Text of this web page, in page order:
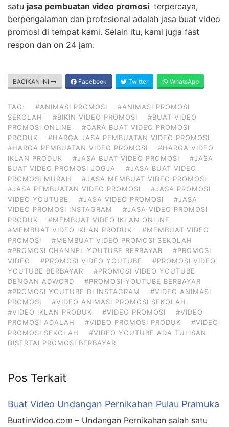
satu jasa pembuatan video promosi terpercaya,
berpengalaman dan profesional adalah jasa buat video
promosi di tempat kami. Selain itu, kami juga fast
respon dan on 24 jam.
BAGIKAN INI Facebook Twitter WhatsApp
TAG: #ANIMASI PROMOSI
#ANIMASI PROMOSI
SEKOLAH
#BIKIN VIDEO PROMOSI
#BUAT VIDEO
PROMOSI ONLINE
#CARA BUAT VIDEO PROMOSI
PRODUK
#HARGA JASA PEMBUATAN VIDEO PROMOSI
#HARGA PEMBUATAN VIDEO PROMOSI
#HARGA VIDEO
IKLAN PRODUK
#JASA BUAT VIDEO PROMOSI
#JASA
BUAT VIDEO PROMOSI JOGJA
#JASA BUAT VIDEO
PROMOSI MURAH
#JASA MEMBUAT VIDEO PROMOSI
#JASA PEMBUATAN VIDEO PROMOSI
#JASA PROMOSI
VIDEO YOUTUBE
#JASA VIDEO PROMOSI
#JASA
VIDEO PROMOSI INSTAGRAM
#JASA VIDEO PROMOSI
PRODUK
#MEMBUAT VIDEO IKLAN ONLINE
#MEMBUAT VIDEO IKLAN PRODUK
#MEMBUAT VIDEO
PROMOSI
#MEMBUAT VIDEO PROMOSI SEKOLAH
#PROMOSI CHANNEL YOUTUBE BERBAYAR
#PROMOSI
VIDEO
#PROMOSI VIDEO YOUTUBE
#PROMOSI VIDEO
YOUTUBE BERBAYAR
#PROMOSI VIDEO YOUTUBE
DENGAN ADWORD
#PROMOSI YOUTUBE BERBAYAR
#PROMOSI YOUTUBE DI INSTAGRAM
#VIDEO ANIMASI
PROMOSI
#VIDEO ANIMASI PROMOSI SEKOLAH
#VIDEO IKLAN PRODUK
#VIDEO PROMOSI
#VIDEO
PROMOSI ADALAH
#VIDEO PROMOSI PRODUK
#VIDEO
PROMOSI SEKOLAH
#VIDEO YOUTUBE ADA TULISAN
DISERTAI PROMOSI BERBAYAR
Pos Terkait
Buat Video Undangan Pernikahan Pulau Pramuka
BuatinVideo.com – Undangan Pernikahan salah satu